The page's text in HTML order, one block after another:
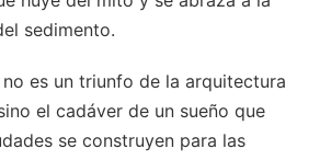
sedimento.
es un triunfo de la arquitectura
el cadáver de un sueño que
se construyen para las